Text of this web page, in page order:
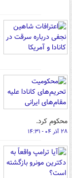
محکوم کرد.
۲۸ آذر ۰۴ - ۱۴:۳۱